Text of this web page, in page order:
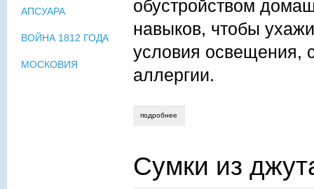
обустройством
навыков, чтобы
условия освещения,
аллергии.
подробнее
Сумки из
АПСУАРА
ВОЙНА 1812 ГОДА
МОСКОВИЯ